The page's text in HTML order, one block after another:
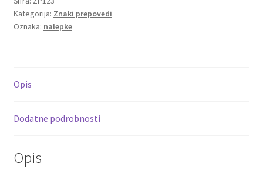
€15.40
Kategorija: Znaki prepovedi
Oznaka: nalepke
Opis
Dodatne podrobnosti
Opis